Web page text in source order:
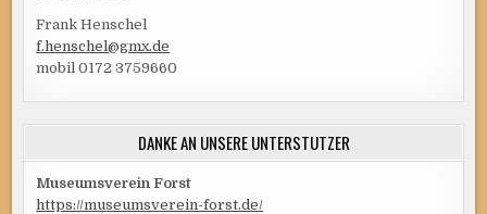
Frank Henschel
f.henschel@gmx.de
mobil 0172 3759660
DANKE AN UNSERE UNTERSTÜTZER
Museumsverein Forst
https://museumsverein-forst.de/